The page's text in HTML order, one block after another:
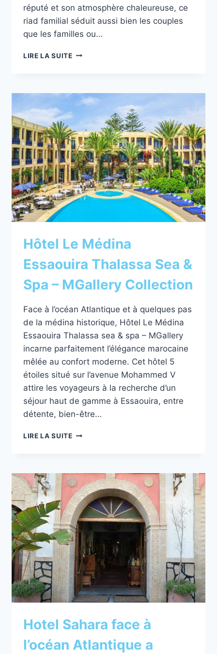
réputé et son atmosphère chaleureuse, ce
riad familial séduit aussi bien les couples
que les familles ou…
LIRE LA SUITERIAD
:
UN
RIAD
AVEC
PISCINE
À
DEUX
PAS
DE
LA
PLAGE
Hôtel Le Médina
Essaouira Thalassa Sea &
Spa – MGallery Collection
Face à l’océan Atlantique et à quelques pas
de la médina historique, Hôtel Le Médina
Essaouira Thalassa sea & spa – MGallery
incarne parfaitement l’élégance marocaine
mêlée au confort moderne. Cet hôtel 5
étoiles situé sur l’avenue Mohammed V
attire les voyageurs à la recherche d’un
séjour haut de gamme à Essaouira, entre
détente, bien-être…
LIRE LA SUITEHÔTEL
THALASSA
SEA
&
SPA
–
MGALLERY
COLLECTION
Hotel Sahara face à
l’océan Atlantique a